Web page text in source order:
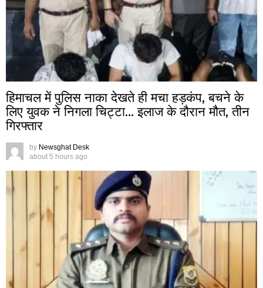
हिमाचल में पुलिस नाका देखते ही मचा हड़कंप, बचने के
लिए युवक ने निगला चिट्टा… इलाज के दौरान मौत, तीन
गिरफ्तार
by Newsghat Desk
about 5 hours ago